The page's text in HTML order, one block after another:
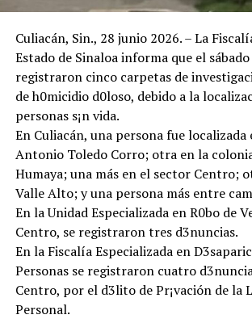
Culiacán, Sin., 28 junio 2026. – La
Estado de Sinaloa informa que el
registraron cinco carpetas de
de h0micidio d0loso, debido a la
personas s¡n vida.
En Culiacán, una persona fue localizada
Antonio Toledo Corro; otra en la
Humaya; una más en el sector Centro;
Valle Alto; y una persona más entre
En la Unidad Especializada en R0bo de
Centro, se registraron tres d3nuncias.
En la Fiscalía Especializada en
Personas se registraron cuatro
Centro, por el d3lito de Pr¡vación de la
Personal.